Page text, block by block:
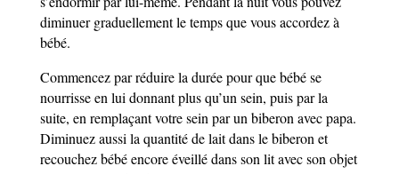
diminuer graduellement le temps que vous accordez à
bébé.
Commencez par réduire la durée pour que bébé se
nourrisse en lui donnant plus qu’un sein, puis par la
suite, en remplaçant votre sein par un biberon avec papa.
Diminuez aussi la quantité de lait dans le biberon et
recouchez bébé encore éveillé dans son lit avec son objet